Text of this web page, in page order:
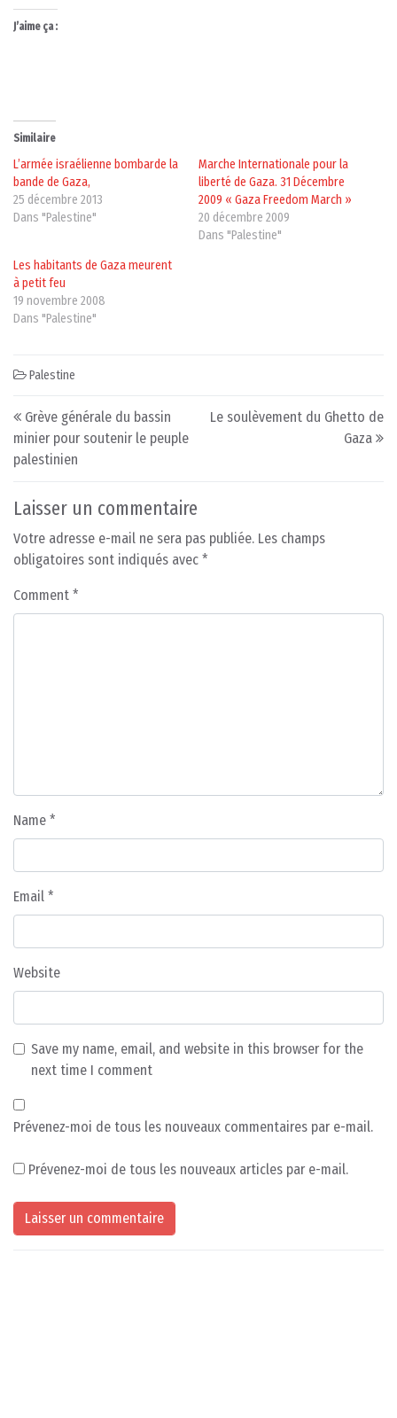
J’aime ça :
Similaire
L’armée israélienne bombarde la
bande de Gaza,
25 décembre 2013
Dans "Palestine"
Marche Internationale pour la
liberté de Gaza. 31 Décembre
2009 « Gaza Freedom March »
20 décembre 2009
Dans "Palestine"
Les habitants de Gaza meurent
à petit feu
19 novembre 2008
Dans "Palestine"
Palestine
Post navigation
Grève générale du bassin
minier pour soutenir le peuple
palestinien
Le soulèvement du Ghetto de
Gaza
Laisser un commentaire
Votre adresse e-mail ne sera pas publiée. Les champs
obligatoires sont indiqués avec *
Comment *
Name *
Email *
Website
Save my name, email, and website in this browser for the
next time I comment
Prévenez-moi de tous les nouveaux commentaires par e-mail.
Prévenez-moi de tous les nouveaux articles par e-mail.